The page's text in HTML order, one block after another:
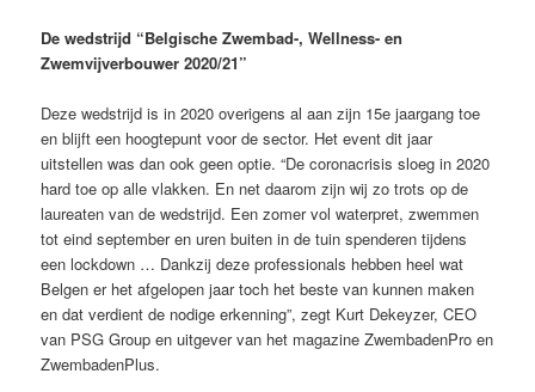
De wedstrijd “Belgische Zwembad-, Wellness- en
Zwemvijverbouwer 2020/21”
Deze wedstrijd is in 2020 overigens al aan zijn 15e jaargang toe
en blijft een hoogtepunt voor de sector. Het event dit jaar
uitstellen was dan ook geen optie. “De coronacrisis sloeg in 2020
hard toe op alle vlakken. En net daarom zijn wij zo trots op de
laureaten van de wedstrijd. Een zomer vol waterpret, zwemmen
tot eind september en uren buiten in de tuin spenderen tijdens
een lockdown … Dankzij deze professionals hebben heel wat
Belgen er het afgelopen jaar toch het beste van kunnen maken
en dat verdient de nodige erkenning”, zegt Kurt Dekeyzer, CEO
van PSG Group en uitgever van het magazine ZwembadenPro en
ZwembadenPlus.